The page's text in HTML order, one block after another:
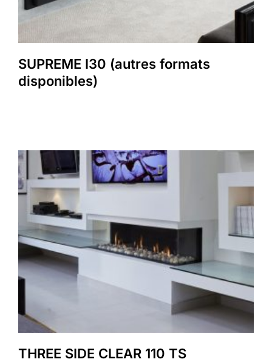
SUPREME I30 (autres formats
disponibles)
THREE SIDE CLEAR 110 TS